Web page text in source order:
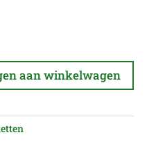
aan winkelwagen
A